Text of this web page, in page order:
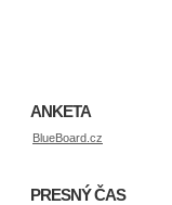
ANKETA
BlueBoard.cz
PRESNÝ ČAS